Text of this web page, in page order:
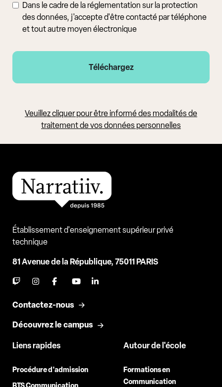
Dans le cadre de la réglementation sur la protection
des données, j'accepte d'être contacté par téléphone
et tout autre moyen électronique
Veuillez cliquer pour être informé des modalités de
traitement de vos données personnelles
Établissement d'enseignement supérieur privé
technique
81 Avenue de la République, 75011 PARIS
Contactez-nous
Découvrez le campus
Liens rapides
Procédure d'admission
Autour de l'école
Formations en
Communication